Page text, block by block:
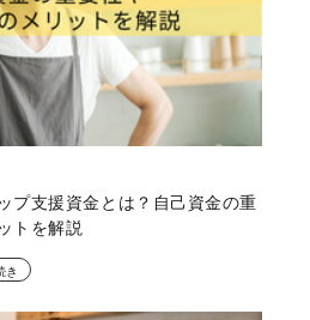
プ支援資金とは？自己資金の重
トを解説
き